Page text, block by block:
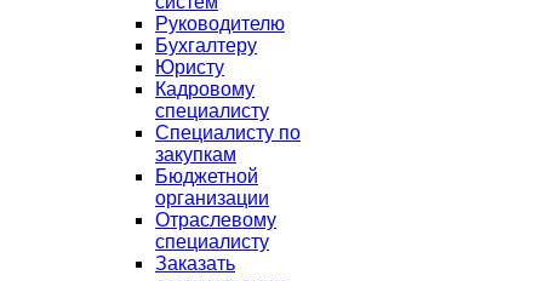
Руководителю
Бухгалтеру
Юристу
Кадровому
специалисту
Специалисту по
закупкам
Бюджетной
организации
Отраслевому
специалисту
Заказать